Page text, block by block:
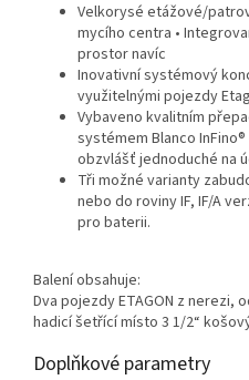
Velkorysé etážové/
mycího centra •
prostor navíc
Inovativní systémový
využitelnými pojezdy
Vybaveno kvalitním
systémem Blanco
obzvlášť jednoduché na
Tři možné varianty
nebo do roviny IF, IF/A
pro baterii.
Balení obsahuje:
Dva pojezdy ETAGON z
hadicí šetřící místo 3 1/2“
Doplňkové parametry